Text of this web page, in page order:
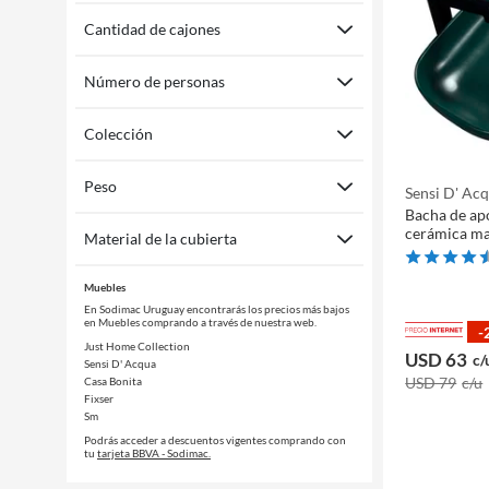
Cantidad de cajones
Número de personas
Colección
Peso
Material de la cubierta
Muebles
En Sodimac Uruguay encontrarás los precios más bajos
en Muebles comprando a través de nuestra web.
Just Home Collection
Sensi D' Acqua
Casa Bonita
Fixser
Sm
Podrás acceder a descuentos vigentes comprando con
tu tarjeta BBVA - Sodimac.
Sensi D'
Bacha de
cerámica
-
USD 63 c/
USD 79 c/u